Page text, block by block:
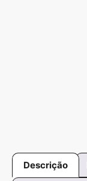
Descrição